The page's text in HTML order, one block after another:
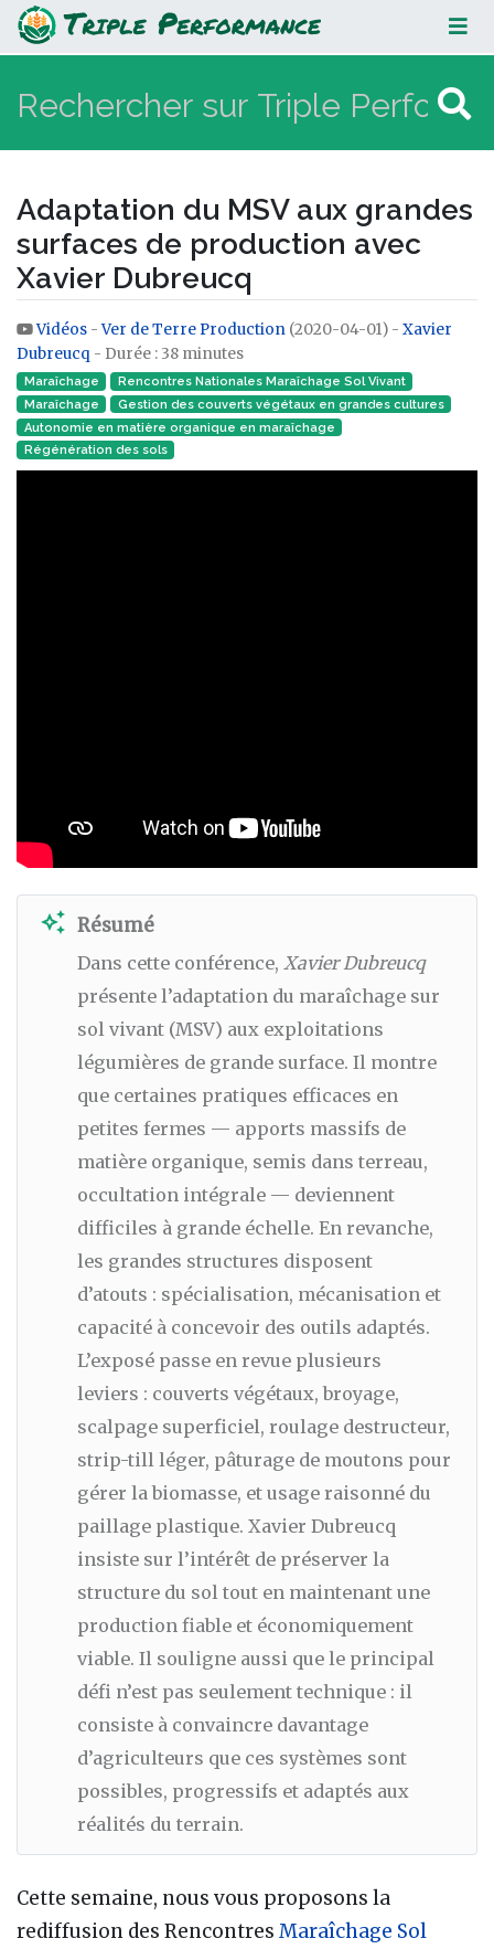
Adaptation du MSV aux grandes
surfaces de production avec
Xavier Dubreucq
Adaptation du MSV aux grandes
surfaces de production avec
Xavier Dubreucq
Aller à :navigation,rechercher
Vidéos -Ver de Terre Production (2020-04-01) - Xavier
Dubreucq - Durée : 38 minutes
Maraîchage
Rencontres Nationales Maraîchage Sol Vivant
Maraîchage
Gestion des couverts végétaux en grandes cultures
Autonomie en matière organique en maraîchage
Régénération des sols
auto_awesome Résumé
Dans cette conférence, Xavier Dubreucq
présente l’adaptation du maraîchage sur
sol vivant (MSV) aux exploitations
légumières de grande surface. Il montre
que certaines pratiques efficaces en
petites fermes — apports massifs de
matière organique, semis dans terreau,
occultation intégrale — deviennent
difficiles à grande échelle. En revanche,
les grandes structures disposent
d’atouts : spécialisation, mécanisation et
capacité à concevoir des outils adaptés.
L’exposé passe en revue plusieurs
leviers : couverts végétaux, broyage,
scalpage superficiel, roulage destructeur,
strip-till léger, pâturage de moutons pour
gérer la biomasse, et usage raisonné du
paillage plastique. Xavier Dubreucq
insiste sur l’intérêt de préserver la
structure du sol tout en maintenant une
production fiable et économiquement
viable. Il souligne aussi que le principal
défi n’est pas seulement technique : il
consiste à convaincre davantage
d’agriculteurs que ces systèmes sont
possibles, progressifs et adaptés aux
réalités du terrain.
Cette semaine, nous vous proposons la
rediffusion des Rencontres Maraîchage Sol